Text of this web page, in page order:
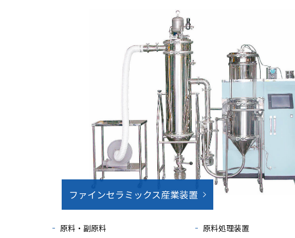
ファインセラミックス産業装置
原料・副原料
原料処理装置